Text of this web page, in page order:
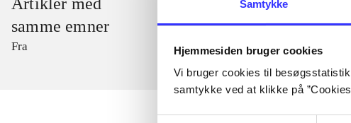
Samtykke
Hjemmesiden bruger cookies
Vi bruger cookies til
samtykke ved at klikke på
Artikler med
samme emner
Fra